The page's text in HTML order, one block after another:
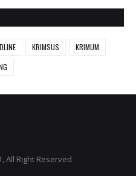
KRIMSUS
KRIMUM
All Right Reserved